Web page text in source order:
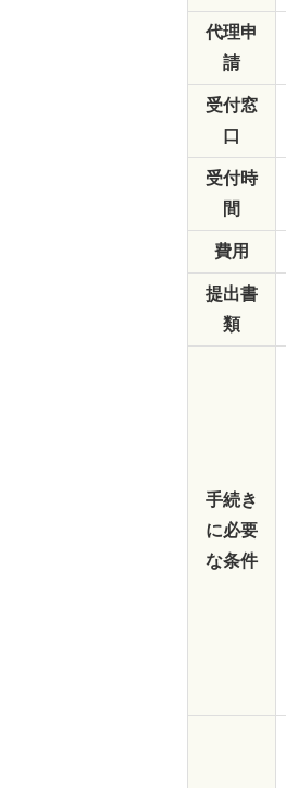
代理申
請
受付窓
口
受付時
間
費用
提出書
類
手続き
に必要
な条件